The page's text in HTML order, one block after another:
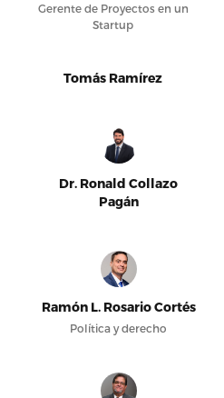
Gerente de Proyectos en un
Startup
Tomás Ramírez
Dr. Ronald Collazo
Pagán
Ramón L. Rosario Cortés
Política y derecho